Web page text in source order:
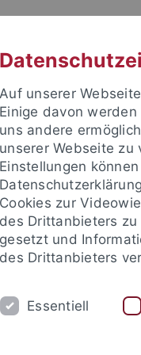
Ethik in
Auf unserer
Einige davon
uns andere
unserer Webseite zu
Einstellungen
Cookies zur
des Drittanbieters
gesetzt und
des Drittanbieters
Essentiell